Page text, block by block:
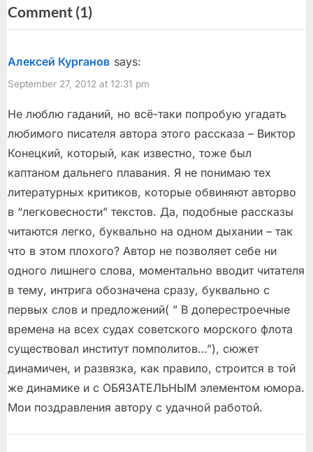
v
i
u
s
P
o
s
t
:
x
t
o
s
t
:
Comment (1)on
“Ищите
Алексей Курганов says:
September 27, 2012 at 12:31 pm
Не люблю гаданий, но всё-таки попробую угадать
любимого писателя автора этого рассказа – Виктор
Конецкий, который, как известно, тоже был
каптаном дальнего плавания. Я не понимаю тех
литературных критиков, которые обвиняют авторво
в “легковесности” текстов. Да, подобные рассказы
читаются легко, буквально на одном дыхании – так
что в этом плохого? Автор не позволяет себе ни
одного лишнего слова, моментально вводит читателя
в тему, интрига обозначена сразу, буквально с
первых слов и предложений( ” В доперестроечные
времена на всех судах советского морского флота
существовал институт помполитов…”), сюжет
динамичен, и развязка, как правило, строится в той
же динамике и с ОБЯЗАТЕЛЬНЫМ элементом юмора.
Мои поздравления автору с удачной работой.